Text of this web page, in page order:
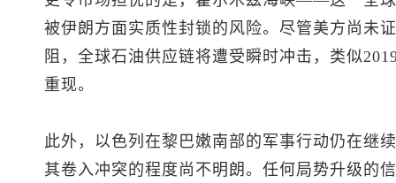
被伊朗方面实质性封锁的风险。尽管美方尚未
阻，全球石油供应链将遭受瞬时冲击，类似
重现。
此外，以色列在黎巴嫩南部的军事行动仍在继
其卷入冲突的程度尚不明朗。任何局势升级的